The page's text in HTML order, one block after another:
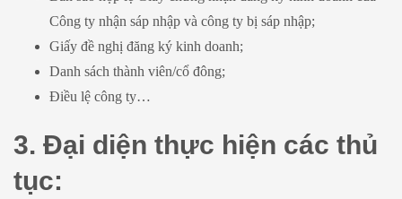
Công ty nhận sáp nhập và công ty bị sáp nhập;
Giấy đề nghị đăng ký kinh doanh;
Danh sách thành viên/cổ đông;
Điều lệ công ty…
3. Đại diện thực hiện các thủ
tục: